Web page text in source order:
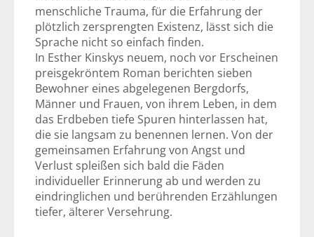
menschliche Trauma, für die Erfahrung der
plötzlich zersprengten Existenz, lässt sich die
Sprache nicht so einfach finden.
In Esther Kinskys neuem, noch vor Erscheinen
preisgekröntem Roman berichten sieben
Bewohner eines abgelegenen Bergdorfs,
Männer und Frauen, von ihrem Leben, in dem
das Erdbeben tiefe Spuren hinterlassen hat,
die sie langsam zu benennen lernen. Von der
gemeinsamen Erfahrung von Angst und
Verlust spleißen sich bald die Fäden
individueller Erinnerung ab und werden zu
eindringlichen und berührenden Erzählungen
tiefer, älterer Versehrung.